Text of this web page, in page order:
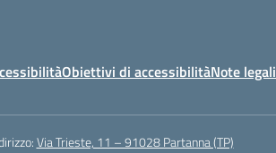
Obiettivi di accessibilitàNote legali
Via Trieste, 11 – 91028 Partanna (TP)